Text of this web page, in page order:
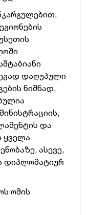
დაღუპული
ნიშნად,
და
ყველა
ასევე,
დიპლომატიურ
ომის